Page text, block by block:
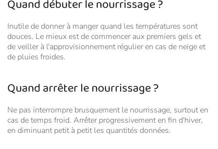
Quand débuter le nourrissage ?
Inutile de donner à manger quand les températures sont
douces. Le mieux est de commencer aux premiers gels et
de veiller à l'approvisionnement régulier en cas de neige et
de pluies froides.
Quand arrêter le nourrissage ?
Ne pas interrompre brusquement le nourrissage, surtout en
cas de temps froid. Arrêter progressivement en fin d'hiver,
en diminuant petit à petit les quantités données.